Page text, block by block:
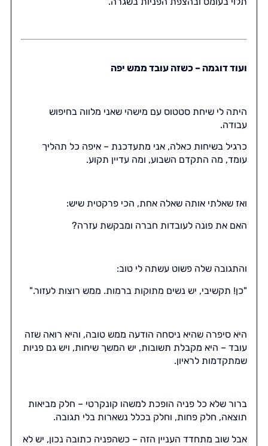
ועוד דוגמה – כשזה עובד ממש יפה
היתה לי שיחת סטטוס עם מישהי שאני מלווה בחיפוש
עבודה.
כרגיל בשיחות כאלה, אני מתעדכנת – איפה כל תהליך
עומד, מה התקדם השבוע, ומה עדיין תקוע.
ואז שאלתי אותה שאלה אחת, הכי פרקטית שיש:
האם את פונה לעובדות חברה ומבקשת עזרה?
והתגובה שלה פשוט עשתה לי טוב:
"כן! תקשיבי, יש נשים מתוקות ברמות. ממש רוצות לעזור."
היא סיפרה שהיא ניסחה הודעה ממש טובה, והיא רואה שזה
עובד – היא מקבלת תשובות, יש המשך שיחות, ויש גם פניות
שמתקדמות לראיון.
ברור שלא כל פניה הופכת למשהו קונקרטי – חלק מביאות
תוצאה, חלק פחות, וחלק בכלל נשארות בלי תגובה.
אבל שוב מתחדד העניין הזה – כשהפניה כתובה נכון, יש לא